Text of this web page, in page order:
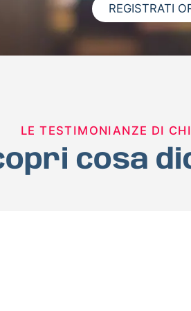
REGISTRATI
LE TESTIMONIANZE DI
cosa